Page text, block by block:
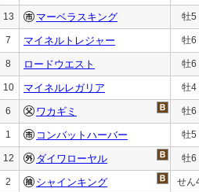
13 マーベラスキング 牡5
7 マイネルトレジャー 牡6
8 ロードウエスト 牡6
10 マイネルレガリア 牡4
6 ワカギミ 牡6
1 コンバットハーバー 牡5
12 ダイワローヤル 牡6
2 シャインキング せん